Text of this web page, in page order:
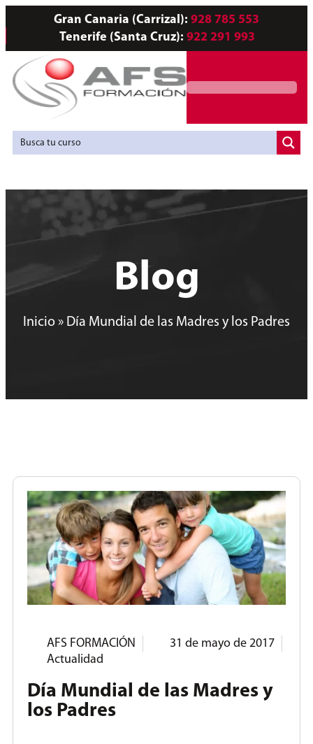
Gran Canaria (Carrizal): 928 785 553
Tenerife (Santa Cruz): 922 291 993
Blog
Inicio » Día Mundial de las Madres y los Padres
AFS FORMACIÓN
31 de mayo de 2017
Actualidad
Día Mundial de las Madres y
los Padres